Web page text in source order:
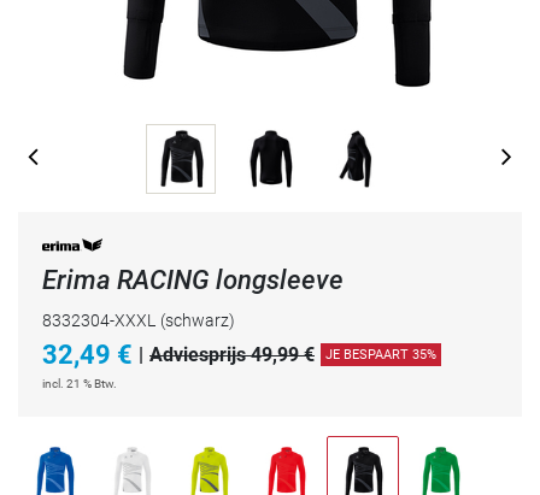
Erima RACING longsleeve
8332304-XXXL (schwarz)
32,49 € | Adviesprijs 49,99 € JE BESPAART 35%
incl. 21 % Btw.